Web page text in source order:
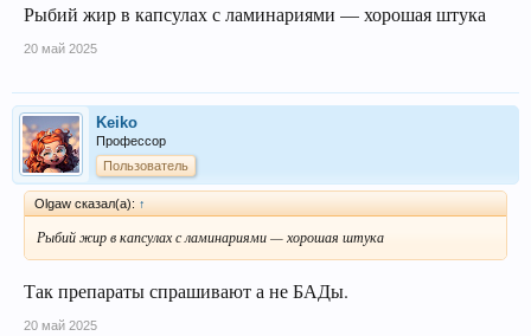
Рыбий жир в капсулах с ламинариями — хорошая штука
20 май 2025
Keiko
Профессор
Пользователь
Olgaw сказал(а): ↑
Рыбий жир в капсулах с ламинариями — хорошая штука
Так препараты спрашивают а не БАДы.
20 май 2025